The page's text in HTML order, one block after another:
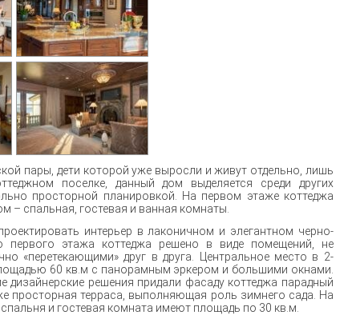
пары, дети которой уже выросли и живут отдельно, лишь
поселке, данный дом выделяется среди других
просторной планировкой. На первом этаже коттеджа
– спальная, гостевая и ванная комнаты.
интерьер в лаконичном и элегантном черно-
первого этажа коттеджа решено в виде помещений, не
«перетекающими» друг в друга. Центральное место в 2-
60 кв.м с панорамным эркером и большими окнами.
решения придали фасаду коттеджа парадный
просторная терраса, выполняющая роль зимнего сада. На
и гостевая комната имеют площадь по 30 кв.м.